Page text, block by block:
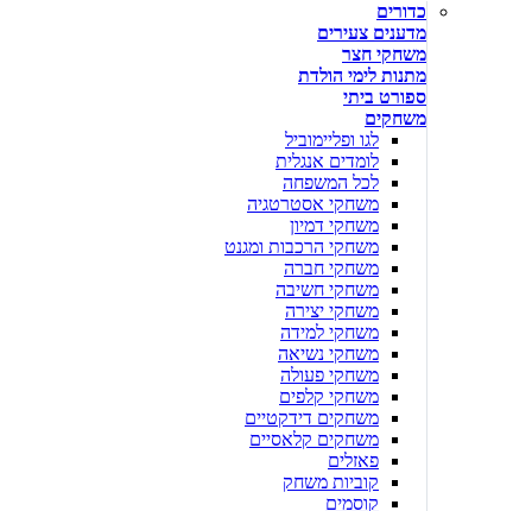
כדורים
מדענים צעירים
משחקי חצר
מתנות לימי הולדת
ספורט ביתי
משחקים
לגו ופליימוביל
לומדים אנגלית
לכל המשפחה
משחקי אסטרטגיה
משחקי דמיון
משחקי הרכבות ומגנט
משחקי חברה
משחקי חשיבה
משחקי יצירה
משחקי למידה
משחקי נשיאה
משחקי פעולה
משחקי קלפים
משחקים דידקטיים
משחקים קלאסיים
פאזלים
קוביות משחק
קוסמים